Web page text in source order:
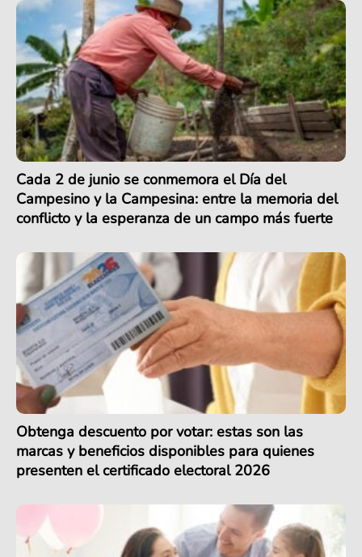
Cada 2 de junio se conmemora el Día del
Campesino y la Campesina: entre la memoria del
conflicto y la esperanza de un campo más fuerte
Obtenga descuento por votar: estas son las
marcas y beneficios disponibles para quienes
presenten el certificado electoral 2026